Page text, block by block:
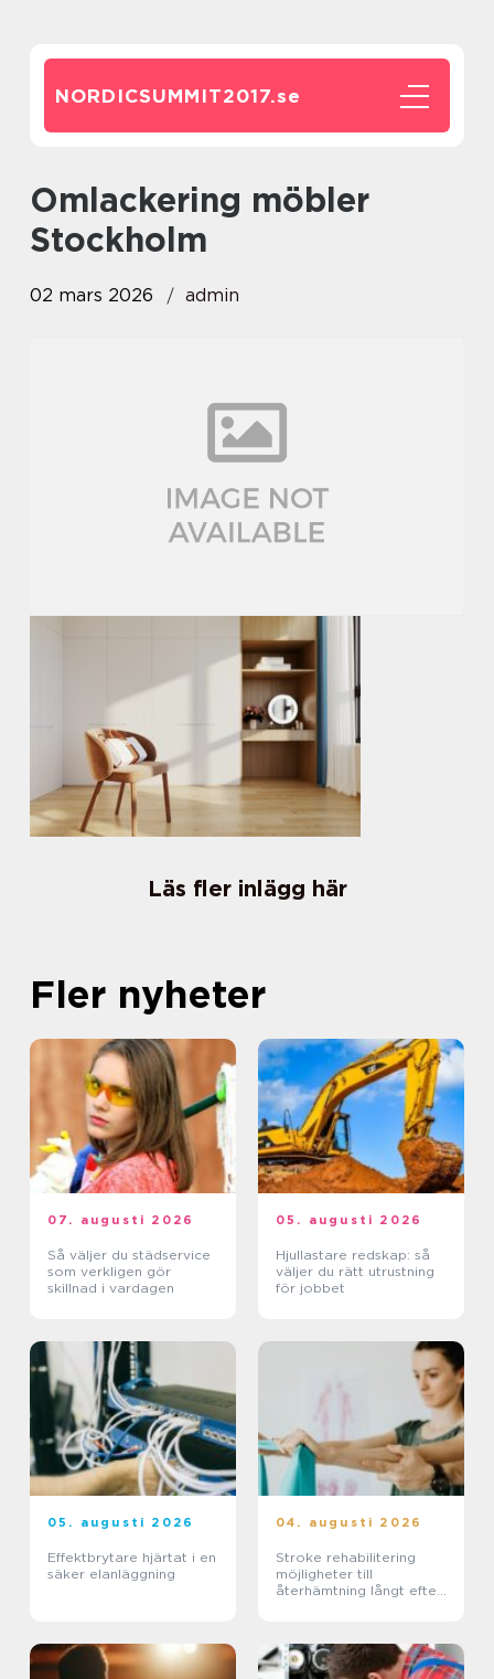
NORDICSUMMIT2017.se
Omlackering möbler
Stockholm
02 mars 2026 admin
Läs fler inlägg här
Fler nyheter
07. augusti 2026
Så väljer du städservice
som verkligen gör
skillnad i vardagen
05. augusti 2026
Hjullastare redskap: så
väljer du rätt utrustning
för jobbet
05. augusti 2026
Effektbrytare hjärtat i en
säker elanläggning
04. augusti 2026
Stroke rehabilitering
möjligheter till
återhämtning långt efter